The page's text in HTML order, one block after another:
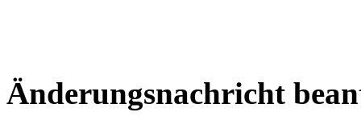
Änderungsnachricht